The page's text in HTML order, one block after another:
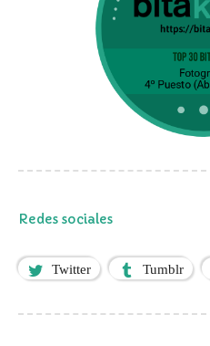
Redes sociales
Twitter Tumblr